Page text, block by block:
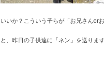
いいか？こういう子らが「お兄さんor
と、昨日の子供達に「ネン」を送りま